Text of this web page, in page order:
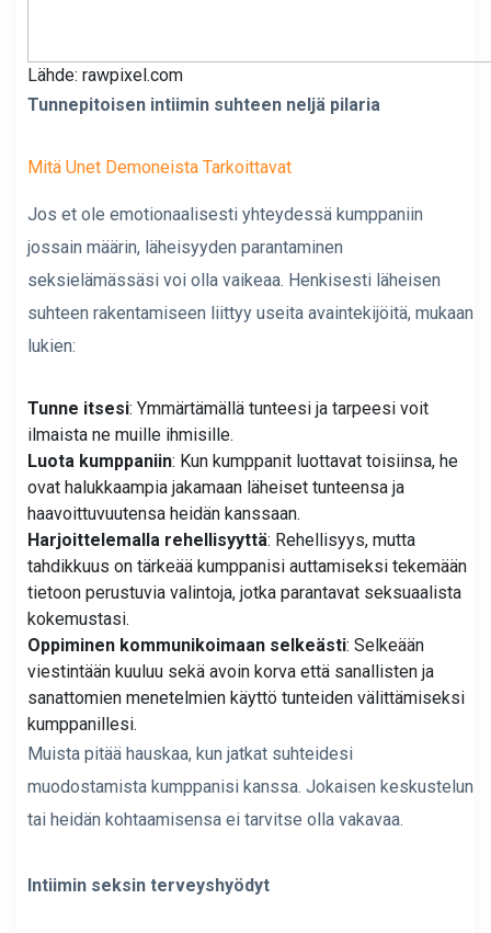
Lähde: rawpixel.com
Tunnepitoisen intiimin suhteen neljä pilaria
Mitä Unet Demoneista Tarkoittavat
Jos et ole emotionaalisesti yhteydessä kumppaniin
jossain määrin, läheisyyden parantaminen
seksielämässäsi voi olla vaikeaa. Henkisesti läheisen
suhteen rakentamiseen liittyy useita avaintekijöitä, mukaan
lukien:
Tunne itsesi: Ymmärtämällä tunteesi ja tarpeesi voit
ilmaista ne muille ihmisille.
Luota kumppaniin: Kun kumppanit luottavat toisiinsa, he
ovat halukkaampia jakamaan läheiset tunteensa ja
haavoittuvuutensa heidän kanssaan.
Harjoittelemalla rehellisyyttä: Rehellisyys, mutta
tahdikkuus on tärkeää kumppanisi auttamiseksi tekemään
tietoon perustuvia valintoja, jotka parantavat seksuaalista
kokemustasi.
Oppiminen kommunikoimaan selkeästi: Selkeään
viestintään kuuluu sekä avoin korva että sanallisten ja
sanattomien menetelmien käyttö tunteiden välittämiseksi
kumppanillesi.
Muista pitää hauskaa, kun jatkat suhteidesi
muodostamista kumppanisi kanssa. Jokaisen keskustelun
tai heidän kohtaamisensa ei tarvitse olla vakavaa.
Intiimin seksin terveyshyödyt